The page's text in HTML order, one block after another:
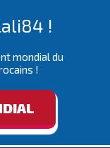
!
mondial du
!